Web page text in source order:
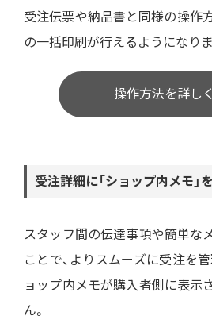
受注伝票や納品書と同様の操作
の一括印刷が行えるようになりま
操作方法を詳し
受注詳細に「ショップ内メモ」
スタッフ間の伝達事項や簡単な
ことで、よりスムーズに受注を
ョップ内メモが購入者側に表示
ん。